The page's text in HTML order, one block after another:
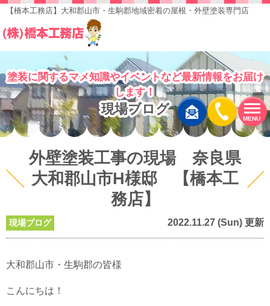
MENU
【橋本工務店】大和郡山市・生駒郡地域密着の屋根・外壁塗装専門店
塗装に関するマメ知識やイベントなど最新情報をお届け
します！
現場ブログ
外壁塗装工事の現場 奈良県
大和郡山市H様邸 【橋本工
務店】
現場ブログ 2022.11.27 (Sun) 更新
大和郡山市・生駒郡の皆様
こんにちは！